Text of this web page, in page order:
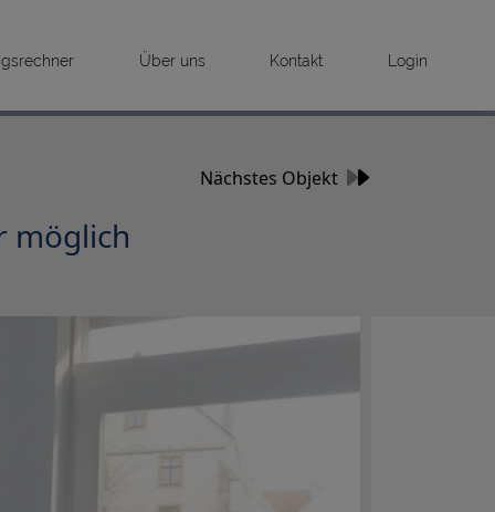
Über uns Kontakt Login
Nächstes Objekt
möglich